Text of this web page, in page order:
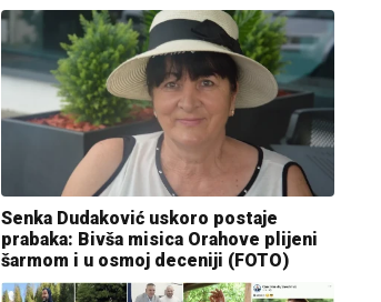
Senka Dudaković uskoro postaje
prabaka: Bivša misica Orahove plijeni
šarmom i u osmoj deceniji (FOTO)